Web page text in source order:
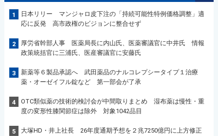
1
日本リリー マンジャロ皮下注の「持続可能性特例価格調整」適
応に反発 高市政権のビジョンに整合せず
2
厚労省幹部人事 医薬局長に内山氏、医薬審議官に中井氏 情報
政策統括官に三浦氏、医産審議官に安藤氏
3
新薬等６製品承認へ 武田薬品のナルコレプシータイプ１治療
薬・オーゼイフル錠など 第一部会が了承
4
OTC類似薬の技術的検討会が中間取りまとめ 湿布薬は慢性・重
度の変形性膝関節症は除外 対象1042品目
5
大塚HD・井上社長 26年度通期予想を２兆7250億円に上方修正